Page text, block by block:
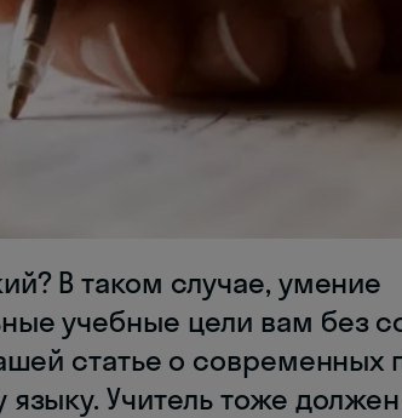
В таком случае, умение
учебные цели вам без
статье о современных
Учитель тоже должен